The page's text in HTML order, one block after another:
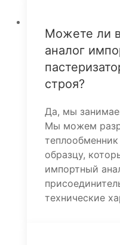
Можете ли
аналог
строя?
Да, мы
Мы можем
образцу,
импортный
технические